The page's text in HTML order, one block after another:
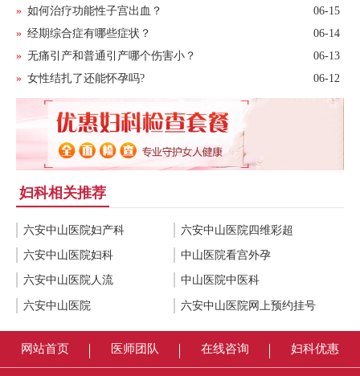
06-15
» 如何治疗功能性子宫出血？
06-14
» 经期综合症有哪些症状？
06-13
» 无痛引产和普通引产哪个伤害小？
06-12
» 女性结扎了还能怀孕吗?
妇科相关推荐
六安中山医院妇产科 六安中山医院四维彩超
六安中山医院妇科 中山医院看宫外孕
六安中山医院人流 中山医院中医科
六安中山医院 六安中山医院网上预约挂号
网站首页 医师团队 在线咨询 妇科优惠